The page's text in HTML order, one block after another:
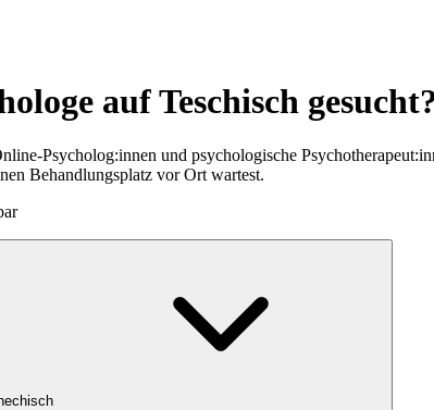
auf Teschisch gesucht?
Psycholog:innen und psychologische
Behandlungsplatz vor Ort wartest.